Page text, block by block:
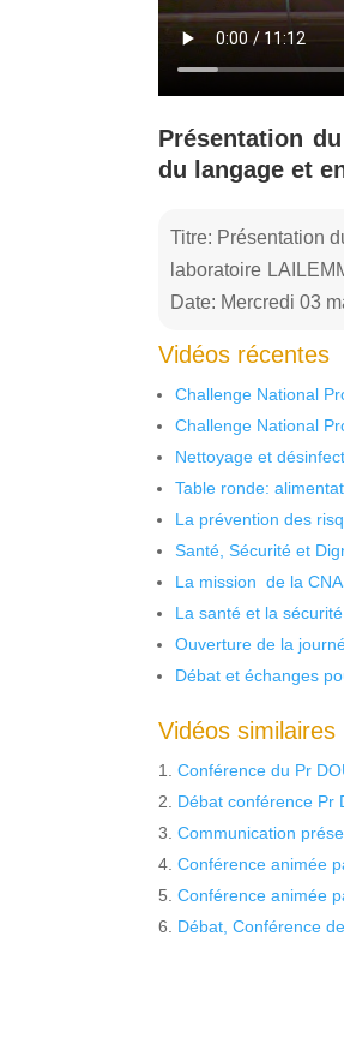
Présentation
du langage et
Titre: Présentation
laboratoire
Date: Mercredi 03
Vidéos récentes
Challenge National
Challenge National
Nettoyage et
Table ronde:
La prévention des
Santé, Sécurité et
La mission de la
La santé et la
Ouverture de la
Débat et échanges
Vidéos similaires
Conférence du Pr
Débat conférence Pr
Communication
Conférence animée
Conférence animée
Débat, Conférence